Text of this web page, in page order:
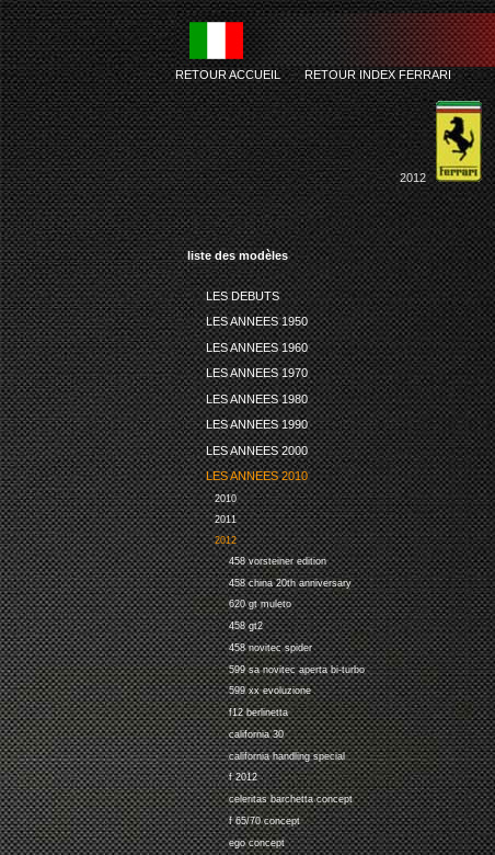
liste des modèles
LES DEBUTS
LES ANNEES 1950
LES ANNEES 1960
LES ANNEES 1970
LES ANNEES 1980
LES ANNEES 1990
LES ANNEES 2000
LES ANNEES 2010
2010
2011
2012
458 vorsteiner edition
458 china 20th anniversary
620 gt muleto
458 gt2
458 novitec spider
599 sa novitec aperta bi-turbo
599 xx evoluzione
f12 berlinetta
california 30
california handling special
f 2012
celeritas barchetta concept
f 65/70 concept
ego concept
RETOUR ACCUEIL-RETOUR INDEX FERRARI
2012